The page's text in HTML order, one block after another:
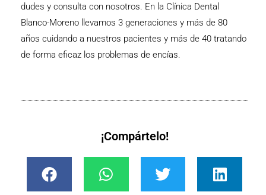
dudes y consulta con nosotros. En la Clínica Dental
Blanco-Moreno llevamos 3 generaciones y más de 80
años cuidando a nuestros pacientes y más de 40 tratando
de forma eficaz los problemas de encías.
¡Compártelo!